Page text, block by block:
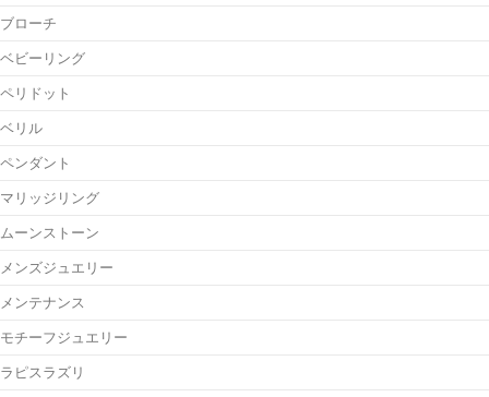
ブローチ
ベビーリング
ペリドット
ベリル
ペンダント
マリッジリング
ムーンストーン
メンズジュエリー
メンテナンス
モチーフジュエリー
ラピスラズリ